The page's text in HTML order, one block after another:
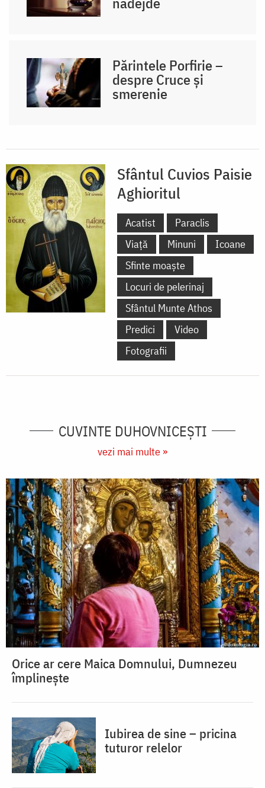
Părintele Porfirie –
despre Cruce și
smerenie
Sfântul Cuvios Paisie
Aghioritul
Acatist
Paraclis
Viață
Minuni
Icoane
Sfinte moaște
Locuri de pelerinaj
Sfântul Munte Athos
Predici
Video
Fotografii
CUVINTE DUHOVNICEȘTI
vezi mai multe »
Orice ar cere Maica Domnului, Dumnezeu
împlinește
Iubirea de sine – pricina
tuturor relelor